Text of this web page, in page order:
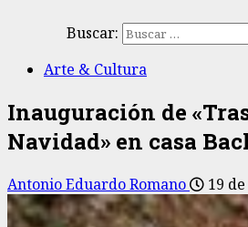
Buscar:
Arte & Cultura
Inauguración de
Navidad» en casa
Antonio Eduardo Romano 19